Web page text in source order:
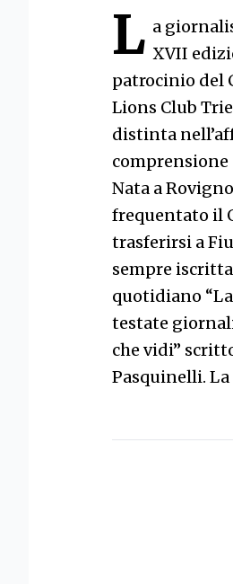
L a
XVII
patrocinio del
Lions Club
distinta
comprensione
Nata a
frequentato il
trasferirsi a
sempre
quotidiano
testate
che vidi”
Pasquinelli.